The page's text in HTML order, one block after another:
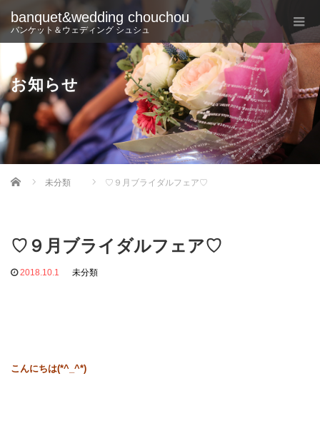
banquet&wedding chouchou
バンケット＆ウェディング シュシュ
お知らせ
Home 未分類 ♡９月ブライダルフェア♡
♡９月ブライダルフェア♡
2018.10.1 未分類
こんにちは(*^_^*)